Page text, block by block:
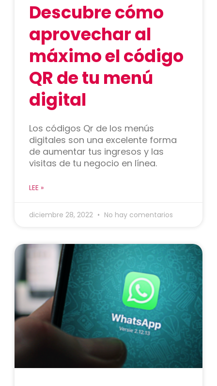
Descubre cómo
aprovechar al
máximo el código
QR de tu menú
digital
Los códigos Qr de los menús
digitales son una excelente forma
de aumentar tus ingresos y las
visitas de tu negocio en línea.
LEE »
diciembre 28, 2022 No hay comentarios